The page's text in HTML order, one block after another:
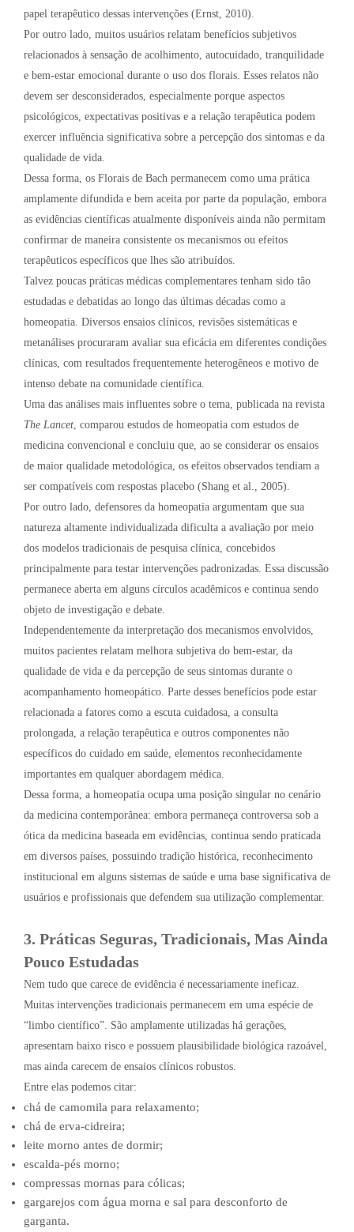
papel terapêutico dessas intervenções (Ernst, 2010).
Por outro lado, muitos usuários relatam benefícios subjetivos
relacionados à sensação de acolhimento, autocuidado, tranquilidade
e bem-estar emocional durante o uso dos florais. Esses relatos não
devem ser desconsiderados, especialmente porque aspectos
psicológicos, expectativas positivas e a relação terapêutica podem
exercer influência significativa sobre a percepção dos sintomas e da
qualidade de vida.
Dessa forma, os Florais de Bach permanecem como uma prática
amplamente difundida e bem aceita por parte da população, embora
as evidências científicas atualmente disponíveis ainda não permitam
confirmar de maneira consistente os mecanismos ou efeitos
terapêuticos específicos que lhes são atribuídos.
Talvez poucas práticas médicas complementares tenham sido tão
estudadas e debatidas ao longo das últimas décadas como a
homeopatia. Diversos ensaios clínicos, revisões sistemáticas e
metanálises procuraram avaliar sua eficácia em diferentes condições
clínicas, com resultados frequentemente heterogêneos e motivo de
intenso debate na comunidade científica.
Uma das análises mais influentes sobre o tema, publicada na revista
The Lancet , comparou estudos de homeopatia com estudos de
medicina convencional e concluiu que, ao se considerar os ensaios
de maior qualidade metodológica, os efeitos observados tendiam a
ser compatíveis com respostas placebo (Shang et al., 2005).
Por outro lado, defensores da homeopatia argumentam que sua
natureza altamente individualizada dificulta a avaliação por meio
dos modelos tradicionais de pesquisa clínica, concebidos
principalmente para testar intervenções padronizadas. Essa discussão
permanece aberta em alguns círculos acadêmicos e continua sendo
objeto de investigação e debate.
Independentemente da interpretação dos mecanismos envolvidos,
muitos pacientes relatam melhora subjetiva do bem-estar, da
qualidade de vida e da percepção de seus sintomas durante o
acompanhamento homeopático. Parte desses benefícios pode estar
relacionada a fatores como a escuta cuidadosa, a consulta
prolongada, a relação terapêutica e outros componentes não
específicos do cuidado em saúde, elementos reconhecidamente
importantes em qualquer abordagem médica.
Dessa forma, a homeopatia ocupa uma posição singular no cenário
da medicina contemporânea: embora permaneça controversa sob a
ótica da medicina baseada em evidências, continua sendo praticada
em diversos países, possuindo tradição histórica, reconhecimento
institucional em alguns sistemas de saúde e uma base significativa de
usuários e profissionais que defendem sua utilização complementar.
3. Práticas Seguras, Tradicionais, Mas Ainda
Pouco Estudadas
Nem tudo que carece de evidência é necessariamente ineficaz.
Muitas intervenções tradicionais permanecem em uma espécie de
“limbo científico”. São amplamente utilizadas há gerações,
apresentam baixo risco e possuem plausibilidade biológica razoável,
mas ainda carecem de ensaios clínicos robustos.
Entre elas podemos citar:
chá de camomila para relaxamento;
chá de erva-cidreira;
leite morno antes de dormir;
escalda-pés morno;
compressas mornas para cólicas;
gargarejos com água morna e sal para desconforto de
garganta.